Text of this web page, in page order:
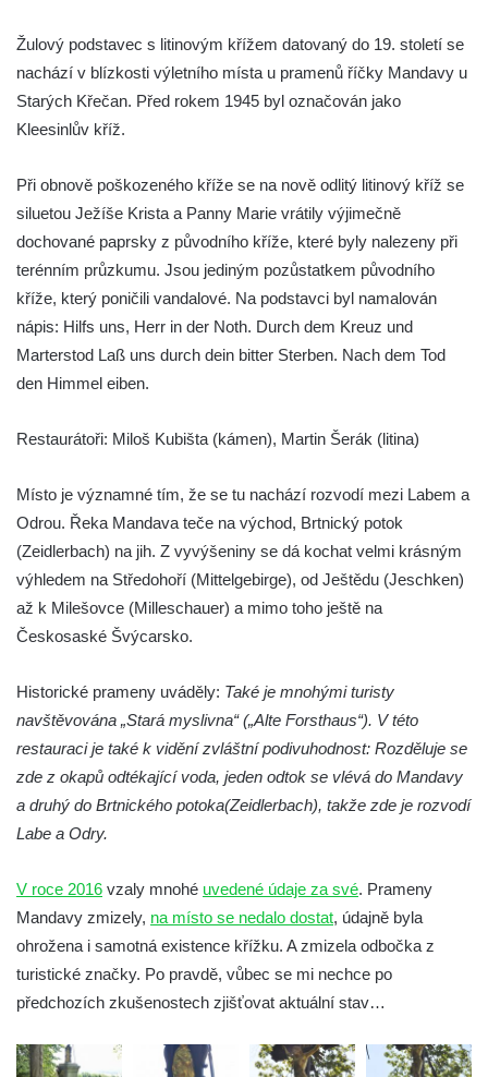
Kříž na návsi v Plavu
Boží muka v Plavu
Kříž u Obrázku severovýchodně od
Kříž na rozcestí u domu čp. 283 v Dolním
Podluží
Görnerův kříž u silnice č. 264 v Dolním
Podluží
Kříž u domu čp. 155 v Chřibské
Údajný kříž u domu čp. 283 ve Chřibské
Centrální kříž hřbitova v Hrobčicích
Centrální kříž hřbitova v Chouči
Kříž v ulici V Zátiší v Dobříni
Boží muka u domu čp. 392 na rohu ulic Na
Hradčanech a Palackého v Roudnici nad
Kříž v centru Liběšic
Kříž na návsi v Chouči
Kříž na návsi v Lužici
Kříž na návsi v Dobrčicích
Kříž u polní cesty severozápadně od Kozel
Centrální kříž hřbitova v Kozlech
Kříž východně od Oparna u cesty na Lovoš
Kříž na rozcestí u domu čp. 49 ve Svojkově
Žulový podstavec s litinovým křížem datovaný do 19. století se
nachází v blízkosti výletního místa u pramenů říčky Mandavy u
Starých Křečan. Před rokem 1945 byl označován jako
Kleesinlův kříž.
Při obnově poškozeného kříže se na nově odlitý litinový kříž se
siluetou Ježíše Krista a Panny Marie vrátily výjimečně
dochované paprsky z původního kříže, které byly nalezeny při
terénním průzkumu. Jsou jediným pozůstatkem původního
kříže, který poničili vandalové. Na podstavci byl namalován
nápis: Hilfs uns, Herr in der Noth. Durch dem Kreuz und
Marterstod Laß uns durch dein bitter Sterben. Nach dem Tod
den Himmel eiben.
Restaurátoři: Miloš Kubišta (kámen), Martin Šerák (litina)
Místo je významné tím, že se tu nachází rozvodí mezi Labem a
Odrou. Řeka Mandava teče na východ, Brtnický potok
(Zeidlerbach) na jih. Z vyvýšeniny se dá kochat velmi krásným
výhledem na Středohoří (Mittelgebirge), od Ještědu (Jeschken)
až k Milešovce (Milleschauer) a mimo toho ještě na
Českosaské Švýcarsko.
Historické prameny uváděly: Také je mnohými turisty
navštěvována „Stará myslivna“ („Alte Forsthaus“). V této
restauraci je také k vidění zvláštní podivuhodnost: Rozděluje se
zde z okapů odtékající voda, jeden odtok se vlévá do Mandavy
a druhý do Brtnického potoka(Zeidlerbach), takže zde je rozvodí
Labe a Odry.
V roce 2016 vzaly mnohé uvedené údaje za své. Prameny
Mandavy zmizely, na místo se nedalo dostat, údajně byla
ohrožena i samotná existence křížku. A zmizela odbočka z
turistické značky. Po pravdě, vůbec se mi nechce po
předchozích zkušenostech zjišťovat aktuální stav…